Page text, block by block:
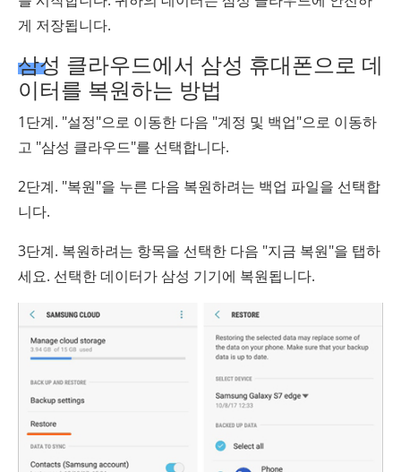
게 저장됩니다.
삼성 클라우드에서 삼성 휴대폰으로 데
이터를 복원하는 방법
1단계. "설정"으로 이동한 다음 "계정 및 백업"으로 이동하
고 "삼성 클라우드"를 선택합니다.
2단계. "복원"을 누른 다음 복원하려는 백업 파일을 선택합
니다.
3단계. 복원하려는 항목을 선택한 다음 "지금 복원"을 탭하
세요. 선택한 데이터가 삼성 기기에 복원됩니다.